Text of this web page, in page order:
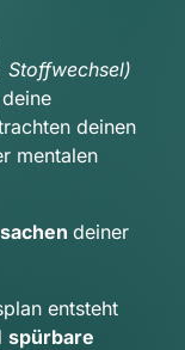
deinen
mentalen
deiner
entsteht
spürbare